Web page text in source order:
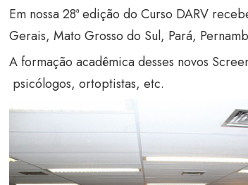
Em nossa 28ª edição do Curso DARV
Gerais, Mato Grosso do Sul, Pará,
A formação acadêmica desses novos
psicólogos, ortoptistas, etc.